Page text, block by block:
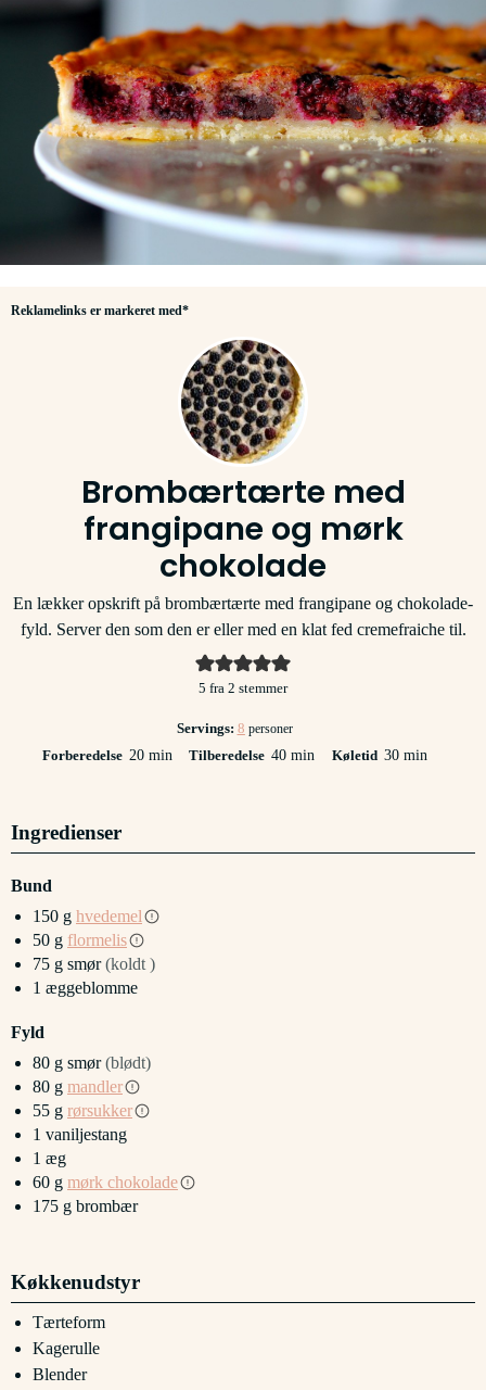
Reklamelinks er markeret med*
Brombærtærte med
frangipane og mørk
chokolade
En lækker opskrift på brombærtærte med frangipane og chokolade-
fyld. Server den som den er eller med en klat fed cremefraiche til.
5 fra 2 stemmer
Servings: 8 personer
Forberedelse 20minutter
min Tilberedelse 40minutter
min Køletid 30minutter
min
Ingredienser
Bund
150 g hvedemel
50 g flormelis
75 g smør (koldt )
1 æggeblomme
Fyld
80 g smør (blødt)
80 g mandler
55 g rørsukker
1 vaniljestang
1 æg
60 g mørk chokolade
175 g brombær
Køkkenudstyr
Tærteform
Kagerulle
Blender